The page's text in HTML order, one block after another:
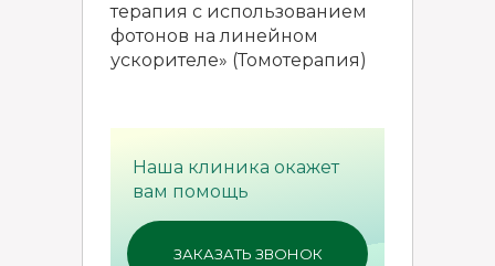
терапия с использованием
фотонов на линейном
ускорителе» (Томотерапия)
Наша клиника окажет
вам помощь
ЗАКАЗАТЬ ЗВОНОК